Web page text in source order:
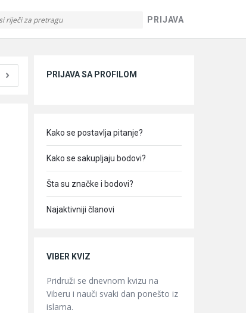
PRIJAVA
PRIJAVA SA PROFILOM
Kako se postavlja pitanje?
Kako se sakupljaju bodovi?
Šta su značke i bodovi?
Najaktivniji članovi
VIBER KVIZ
Pridruži se dnevnom kvizu na
Viberu i nauči svaki dan ponešto iz
islama.